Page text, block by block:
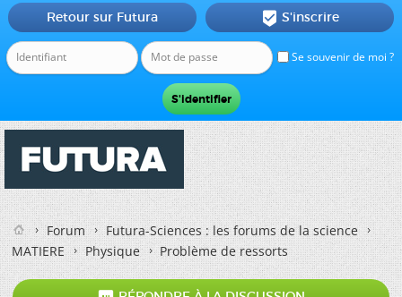
Se souvenir de moi ?
Retour sur Futura  S'inscrire
Forum
Futura-Sciences : les forums de la science
MATIERE
Physique Problème de ressorts